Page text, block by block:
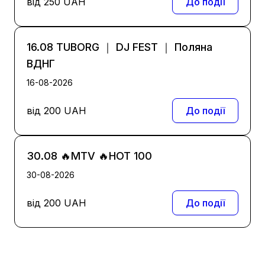
16.08 TUBORG ｜ DJ FEST ｜ Поляна
ВДНГ
16-08-2026
від 200 UAH До події
30.08 🔥MTV 🔥HOT 100
30-08-2026
від 200 UAH До події